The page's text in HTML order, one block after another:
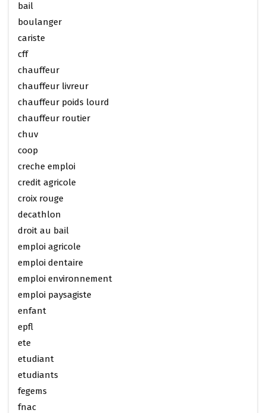
bail
boulanger
cariste
cff
chauffeur
chauffeur livreur
chauffeur poids lourd
chauffeur routier
chuv
coop
creche emploi
credit agricole
croix rouge
decathlon
droit au bail
emploi agricole
emploi dentaire
emploi environnement
emploi paysagiste
enfant
epfl
ete
etudiant
etudiants
fegems
fnac